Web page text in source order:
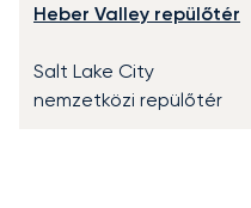
Heber Valley repülőtér
Salt Lake City
nemzetközi repülőtér